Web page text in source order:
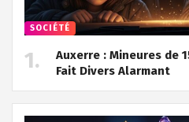
SOCIÉTÉ
Auxerre : Mineures de
Fait Divers Alarmant